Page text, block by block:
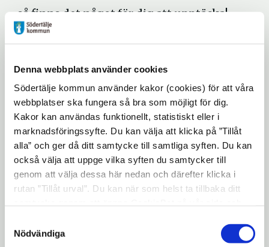
Denna webbplats använder cookies
Södertälje kommun använder kakor (cookies) för att våra
webbplatser ska fungera så bra som möjligt för dig.
Kakor kan användas funktionellt, statistiskt eller i
marknadsföringssyfte. Du kan välja att klicka på ”Tillåt
alla” och ger då ditt samtycke till samtliga syften. Du kan
också välja att uppge vilka syften du samtycker till
genom att välja dessa här nedan och därefter klicka i
rutan ”Tillåt urval”. Du kan när som helst ta tillbaka ditt
"Visa detaljer" kan du läsa om hur kakorna används och
Nödvändiga
…så finns det något för dig att upptäcka!
Souvenirer och presenter
Hos oss kan du köpa produkter med
Södertäljes logga – perfekta som:
Gåvor
Födelsedagspresenter
En fin liten belöning till dig själv
Läs mer om våra produkter här. expand_more
Auktoriserad